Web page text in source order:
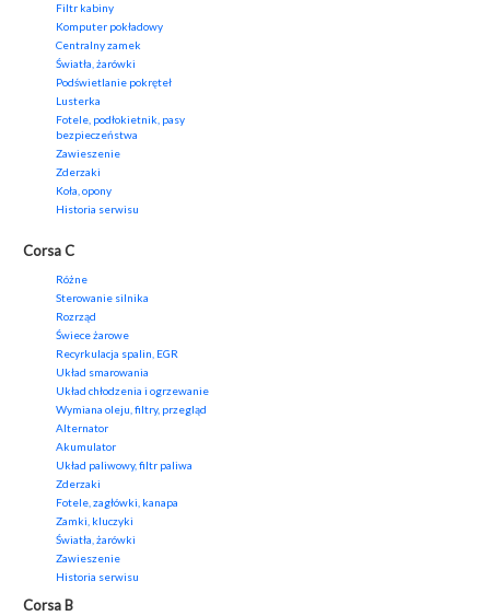
Filtr kabiny
Komputer pokładowy
Centralny zamek
Światła, żarówki
Podświetlanie pokręteł
Lusterka
Fotele, podłokietnik, pasy
bezpieczeństwa
Zawieszenie
Zderzaki
Koła, opony
Historia serwisu
Corsa C
Różne
Sterowanie silnika
Rozrząd
Świece żarowe
Recyrkulacja spalin, EGR
Układ smarowania
Układ chłodzenia i ogrzewanie
Wymiana oleju, filtry, przegląd
Alternator
Akumulator
Układ paliwowy, filtr paliwa
Zderzaki
Fotele, zagłówki, kanapa
Zamki, kluczyki
Światła, żarówki
Zawieszenie
Historia serwisu
Corsa B